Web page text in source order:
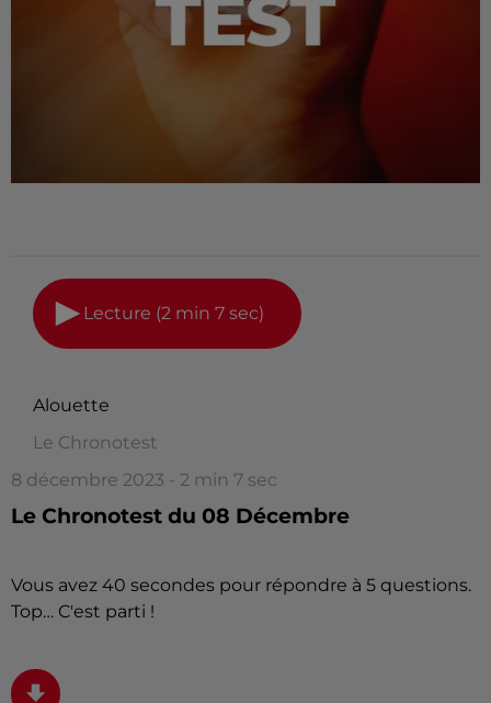
Lecture (2 min 7 sec)
Alouette
Le Chronotest
8 décembre 2023 - 2 min 7 sec
Le Chronotest du 08 Décembre
Vous avez 40 secondes pour répondre à 5 questions.
Top… C'est parti !